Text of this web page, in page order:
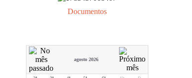
Documentos
agosto 2026